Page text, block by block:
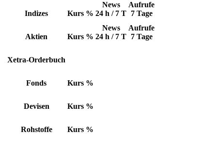
Indizes Kurs %
News
24 h / 7 T
Aufrufe
7 Tage
Aktien Kurs %
News
24 h / 7 T
Aufrufe
7 Tage
Xetra-Orderbuch
Fonds Kurs %
Devisen Kurs %
Rohstoffe Kurs %